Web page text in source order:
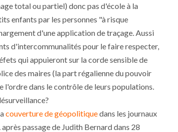
total ou partiel) donc pas d'école à la
enfants par les personnes "à risque
d'une application de traçage. Aussi
d'intercommunalités pour le faire respecter,
qui appuieront sur la corde sensible de
des maires (la part régalienne du pouvoir
l'ordre dans le contrôle de leurs populations.
couverture de géopolitiquedans les journaux
passage de Judith Bernard dans 28